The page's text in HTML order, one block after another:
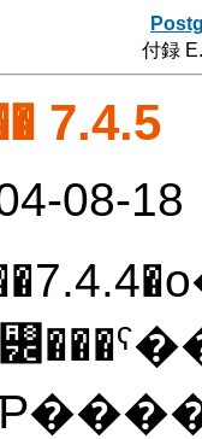
付録
7.4.5
08-18